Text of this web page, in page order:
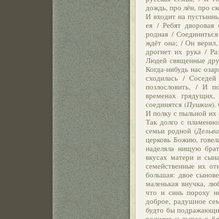
дождь, про лён, про
И входит на
ея / Ребят
родная /
ждёт она; / Он
дрогнет их рука /
Людей священные
Когда-нибудь нас
сходилась /
позлословить, / И
временах
соединятся (Пушкин).
И полку с пыльной их
Так долго с
семьи родной (
церковь Божию,
наделяла нищую
вкусах матери и
семейственные их
большая: двое
маленькая внучка,
что и синь пороху
доброе, радушное
будто бы